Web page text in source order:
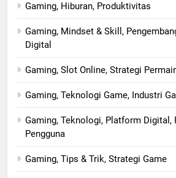
Gaming, Hiburan, Produktivitas
Gaming, Mindset & Skill,
Digital
Gaming, Slot Online, Strategi
Gaming, Teknologi Game, Industri
Gaming, Teknologi, Platform Digital,
Pengguna
Gaming, Tips & Trik, Strategi Game